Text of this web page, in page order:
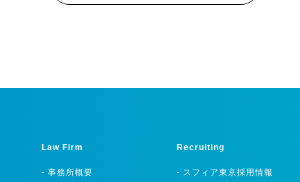
Law Firm
- 事務所概要
Recruiting
- スフィア東京採用情報